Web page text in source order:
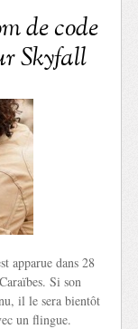
de code
Skyfall
apparue dans 28
Si son
il le sera bientôt
un flingue.